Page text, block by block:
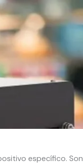
específico. Son